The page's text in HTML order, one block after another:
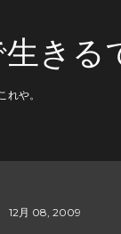
きる
れや。
12月 08, 2009